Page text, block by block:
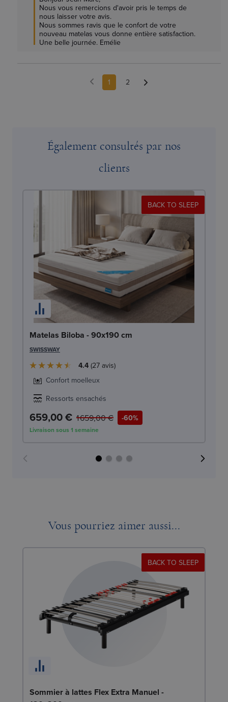
Nous vous remercions d'avoir pris le temps de
nous laisser votre avis.
Nous sommes ravis que le confort de votre
nouveau matelas vous donne entière satisfaction.
Une belle journée. Emélie
1 2
Également consultés par nos
clients
BACK TO SLEEP
Matelas Biloba - 90x190 cm
SWISSWAY
4.4 27 avis
Confort moelleux
Ressorts ensachés
659,00 € -60%
1 659,00 €
Livraison sous 1 semaine
Vous pourriez aimer aussi...
BACK TO SLEEP
Sommier à lattes Flex Extra Manuel -